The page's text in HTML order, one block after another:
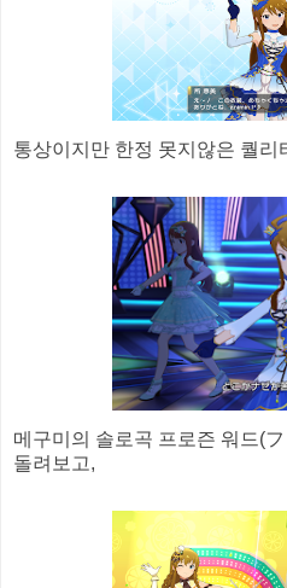
통상이지만 한정 못지않은 퀄리
메구미의 솔로곡 프로즌 워드(
돌려보고,